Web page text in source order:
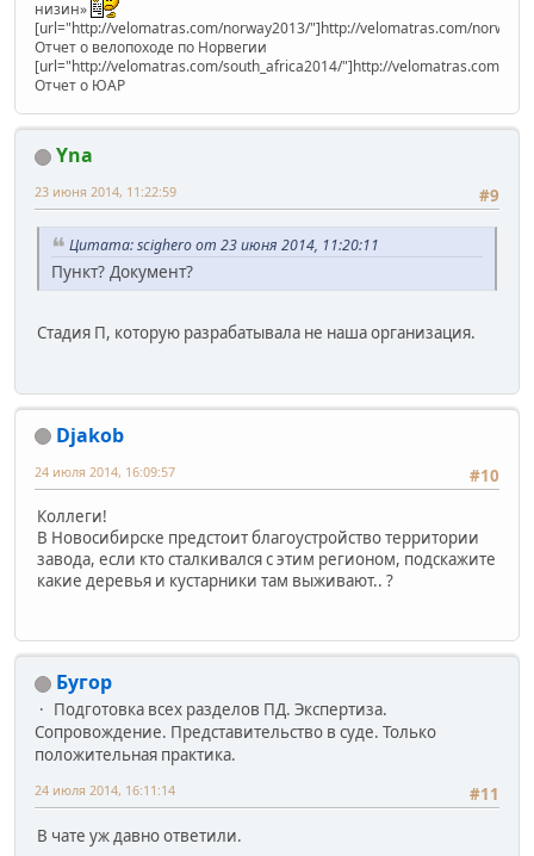
низин»
[url="http://velomatras.com/norway2013/"]http://velomatras.com/
Отчет о велопоходе по Норвегии
[url="http://velomatras.com/south_africa2014/"]http://velomatras.com/
Отчет о ЮАР
Yna
#9
23 июня 2014, 11:22:59
Цитата: scighero от 23 июня 2014, 11:20:11
Пункт? Документ?
Стадия П, которую разрабатывала не наша организация.
Djakob
#10
24 июля 2014, 16:09:57
Коллеги!
В Новосибирске предстоит благоустройство территории
завода, если кто сталкивался с этим регионом, подскажите
какие деревья и кустарники там выживают.. ?
Бугор
Подготовка всех разделов ПД. Экспертиза.
Сопровождение. Представительство в суде. Только
положительная практика.
#11
24 июля 2014, 16:11:14
В чате уж давно ответили.